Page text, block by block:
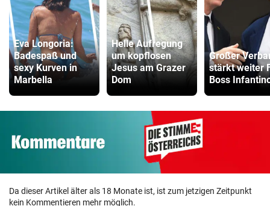
Eva Longoria:
Badespaß und
sexy Kurven in
Marbella
Helle Aufregung
um kopflosen
Jesus am Grazer
Dom
Großer
stärkt weiter
Boss
Da dieser Artikel älter als 18 Monate ist, ist zum jetzigen Zeitpunkt
kein Kommentieren mehr möglich.